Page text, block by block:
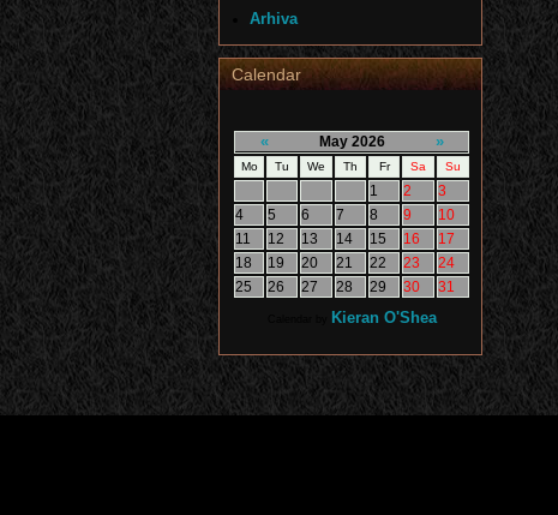
Arhiva
Calendar
« May 2026 »
Mo Tu We Th Fr Sa Su
1 2
3
4
5 6 7 8 9
10
11
12 13 14 15 16
17
18
19 20 21 22 23
24
25
26 27 28 29 30 31
Kieran O'Shea